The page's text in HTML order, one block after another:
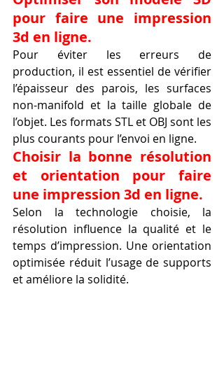
pour faire une impression
3d en ligne.
Pour éviter les erreurs de
production, il est essentiel de vérifier
l’épaisseur des parois, les surfaces
non-manifold et la taille globale de
l’objet. Les formats STL et OBJ sont les
plus courants pour l’envoi en ligne.
Choisir la bonne résolution
et orientation pour faire
une impression 3d en ligne.
Selon la technologie choisie, la
résolution influence la qualité et le
temps d’impression. Une orientation
optimisée réduit l’usage de supports
et améliore la solidité.